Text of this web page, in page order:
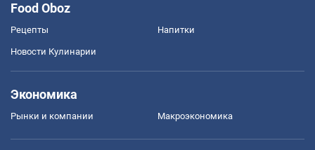
Food Oboz
Рецепты Напитки
Новости Кулинарии
Экономика
Рынки и компании Mакроэкономика